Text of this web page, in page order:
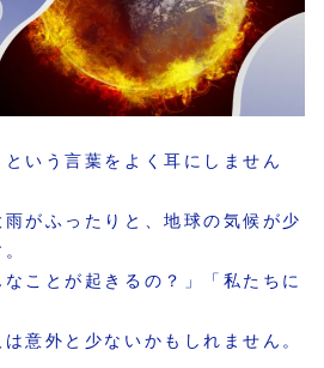
いう言葉をよく耳にしません
がふったりと、地球の気候が少
ことが起きるの？」「私たちに
意外と少ないかもしれません。